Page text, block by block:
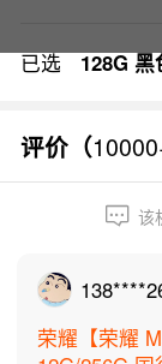
已选 128G
评价（
该
荣耀【荣耀